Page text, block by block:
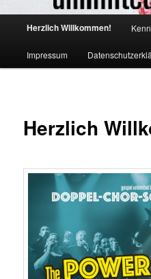
HauptmenüHerzlich Willkommen!
Impressum
Herzlich